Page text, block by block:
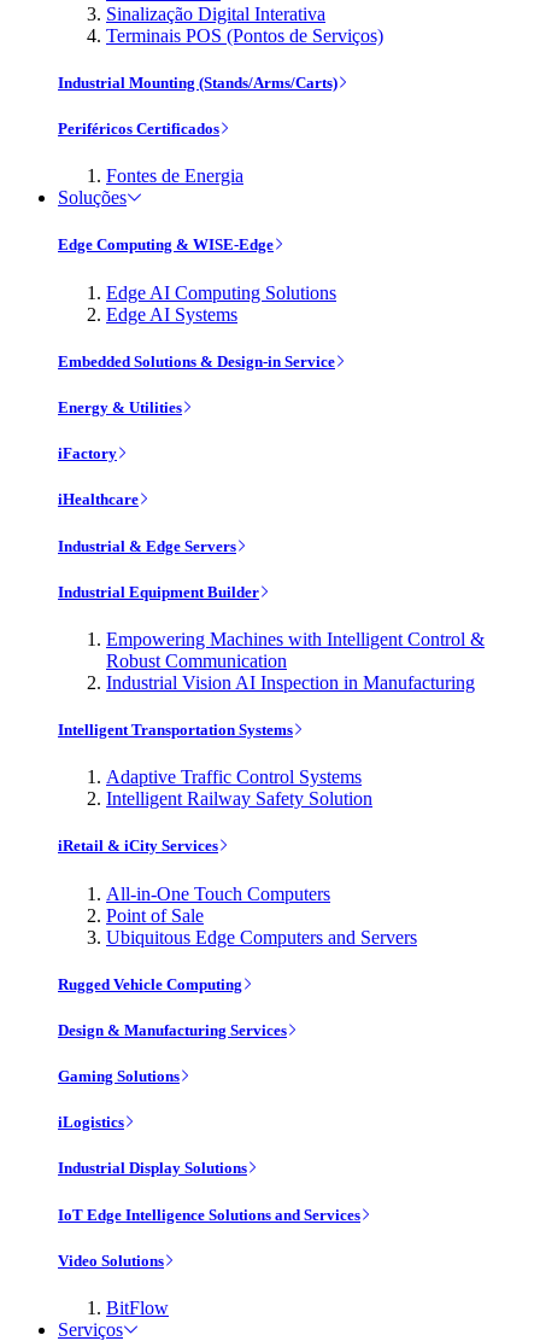
Sinalização Digital Interativa
Terminais POS (Pontos de Serviços)
Industrial Mounting (Stands/Arms/Carts)
Periféricos Certificados
Fontes de Energia
Soluções
Edge Computing & WISE-Edge
Edge AI Computing Solutions
Edge AI Systems
Embedded Solutions & Design-in Service
Energy & Utilities
iFactory
iHealthcare
Industrial & Edge Servers
Industrial Equipment Builder
Empowering Machines with Intelligent Control &
Robust Communication
Industrial Vision AI Inspection in Manufacturing
Intelligent Transportation Systems
Adaptive Traffic Control Systems
Intelligent Railway Safety Solution
iRetail & iCity Services
All-in-One Touch Computers
Point of Sale
Ubiquitous Edge Computers and Servers
Rugged Vehicle Computing
Design & Manufacturing Services
Gaming Solutions
iLogistics
Industrial Display Solutions
IoT Edge Intelligence Solutions and Services
Video Solutions
BitFlow
Serviços